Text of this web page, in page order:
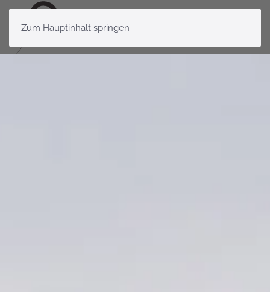
Zum Hauptinhalt springen